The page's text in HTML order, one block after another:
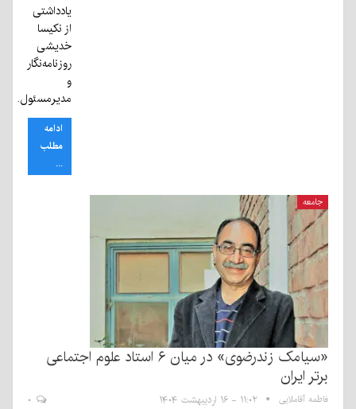
یادداشتی
از نکیسا
خدیشی
روزنامه‌نگار
و
مدیرمسئول.
ادامه
مطلب
...
جامعه
«سیامک زندرضوی» در میان ۶ استاد علوم اجتماعی
برتر ایران
فاطمه آقاملایی ۱۱:۰۲ - ۱۶ اردیبهشت ۱۴۰۴